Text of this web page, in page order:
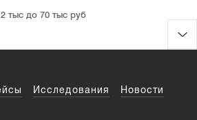
тыс до 70 тыс руб
Исследования Новости